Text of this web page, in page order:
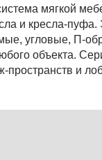
мягкой
и
угловые,
объекта.
и